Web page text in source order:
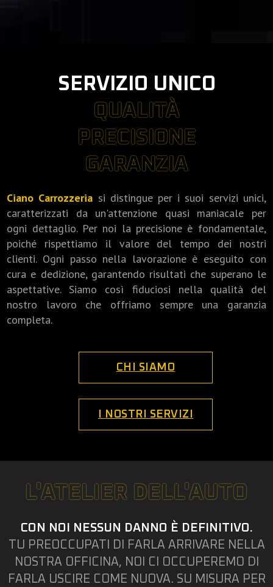
SERVIZIO UNICO
QUALITÀ
PRECISIONE
GARANZIA
Ciano Carrozzeria si distingue per i suoi servizi unici,
caratterizzati da un'attenzione quasi maniacale per
ogni dettaglio. Per noi la precisione è fondamentale,
poiché rispettiamo il valore del tempo dei nostri
clienti. Ogni passo nella lavorazione è eseguito con
cura e dedizione, garantendo risultati che superano le
aspettative. Siamo così fiduciosi nella qualità del
nostro lavoro che offriamo sempre una garanzia
completa.
CHI SIAMO
I NOSTRI SERVIZI
L'ATELIER DELL'AUTO
CON NOI NESSUN DANNO È DEFINITIVO.
TU PREOCCUPATI DI FARLA ARRIVARE NELLA
NOSTRA OFFICINA, NOI CI OCCUPEREMO DI
FARLA USCIRE COME NUOVA. SU MISURA PER